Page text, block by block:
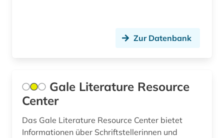
fotograf (1)
frankreich (5)
Zur Datenbank
Gale Literature Resource
Center
Das Gale Literature Resource Center bietet
Informationen über Schriftstellerinnen und